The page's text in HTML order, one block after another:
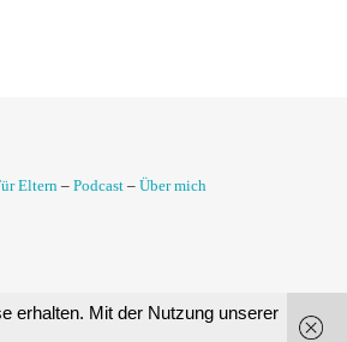
Eltern– Podcast – Über mich
erhalten. Mit der Nutzung unserer